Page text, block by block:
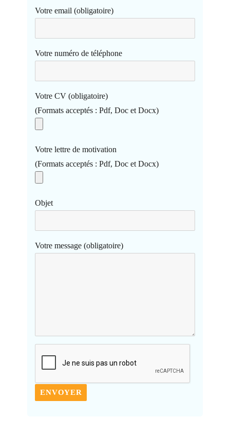
Votre email (obligatoire)
Votre numéro de téléphone
Votre CV (obligatoire)
(Formats acceptés : Pdf, Doc et Docx)
Votre lettre de motivation
(Formats acceptés : Pdf, Doc et Docx)
Objet
Votre message (obligatoire)